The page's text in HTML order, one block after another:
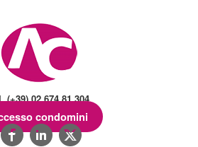
(+39) 02.674.81.304
condomini